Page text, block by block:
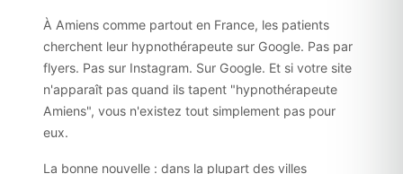
À Amiens comme partout en France, les patients
cherchent leur hypnothérapeute sur Google. Pas par
flyers. Pas sur Instagram. Sur Google. Et si votre site
n'apparaît pas quand ils tapent "hypnothérapeute
Amiens", vous n'existez tout simplement pas pour
eux.
La bonne nouvelle : dans la plupart des villes